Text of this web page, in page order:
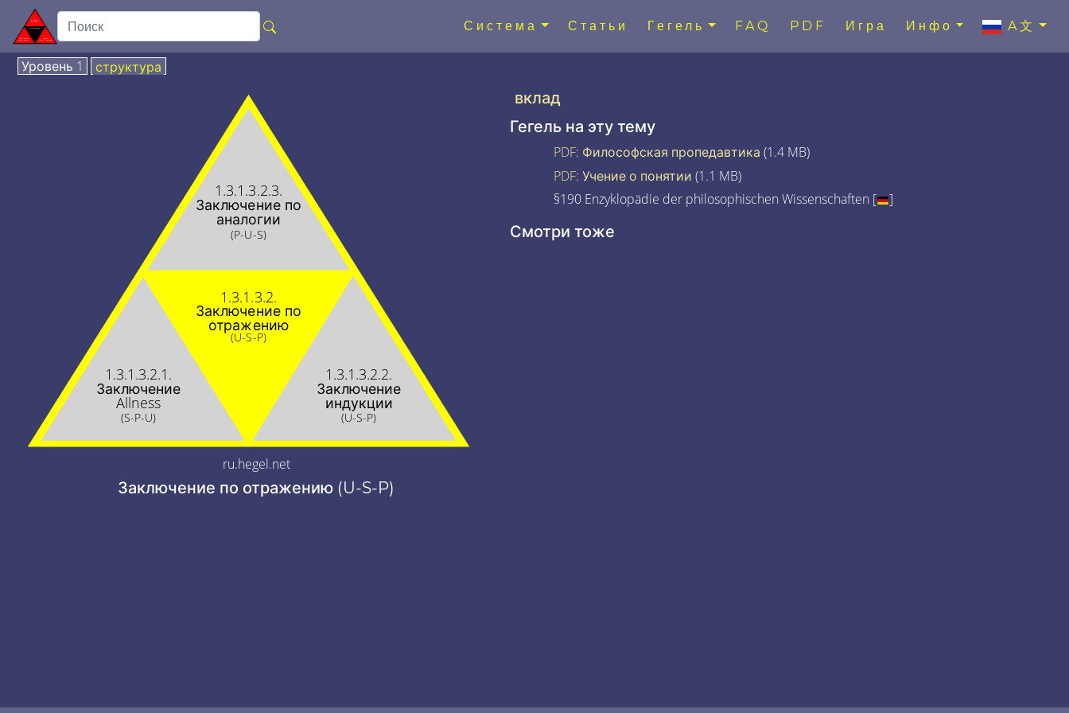
Система Статьи Гегель FAQ PDF Игра Инфо A文
Уровень 1 структура
1.3.1.3.2.
Заключение по
отражению
(U-S-P)
1.3.1.3.2.1.
Заключение
Allness
(S-P-U)
1.3.1.3.2.2.
Заключение
индукции
(U-S-P)
1.3.1.3.2.3.
Заключение по
аналогии
(P-U-S)
ru.hegel.net
Заключение по отражению (U-S-P)
вклад
Гегель на эту тему
PDF: Философская пропедавтика (1.4 MB)
PDF: Учение о понятии (1.1 MB)
§190 Enzyklopädie der philosophischen Wissenschaften [
]
Смотри тоже